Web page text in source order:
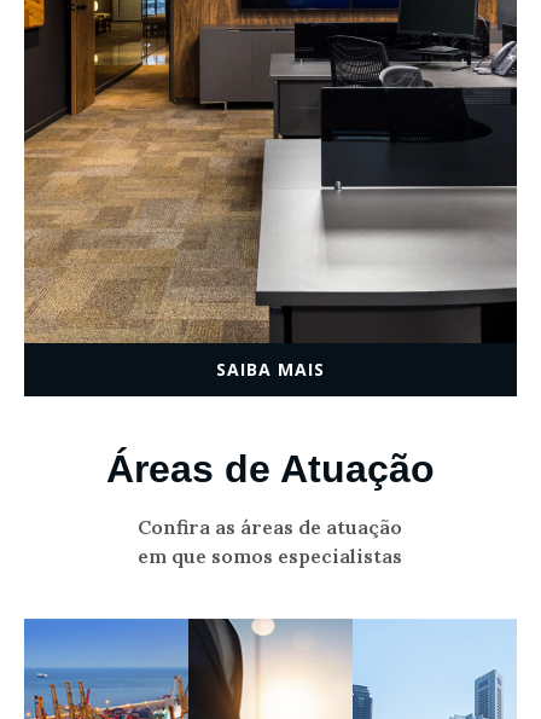
SAIBA MAIS
Áreas de Atuação
Confira as áreas de atuação
em que somos especialistas